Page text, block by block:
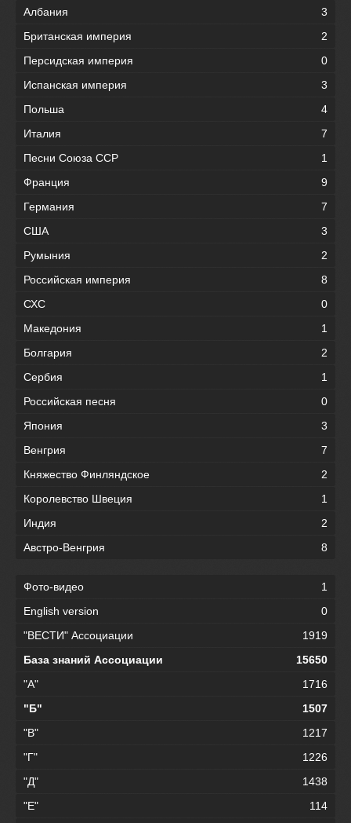
Албания
3
Британская империя
2
Персидская империя
0
Испанская империя
3
Польша
4
Италия
7
Песни Союза ССР
1
Франция
9
Германия
7
США
3
Румыния
2
Российская империя
8
СХС
0
Македония
1
Болгария
2
Сербия
1
Российская песня
0
Япония
3
Венгрия
7
Княжество Финляндское
2
Королевство Швеция
1
Индия
2
Австро-Венгрия
8
Фото-видео
1
English version
0
"ВЕСТИ" Ассоциации
1919
База знаний Ассоциации
15650
"А"
1716
"Б"
1507
"В"
1217
"Г"
1226
"Д"
1438
"Е"
114